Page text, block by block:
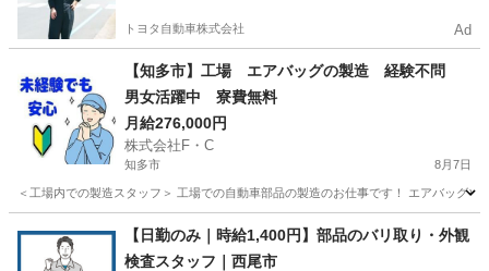
トヨタ自動車株式会社 Ad
【知多市】工場 エアバッグの製造 経験不問
男女活躍中 寮費無料
月給276,000円
株式会社F・C
知多市 8月7日
＜工場内での製造スタッフ＞ 工場での自動車部品の製造のお仕事です！ エアバッグ
工場 給料
【日勤のみ｜時給1,400円】部品のバリ取り・外観
検査スタッフ｜西尾市